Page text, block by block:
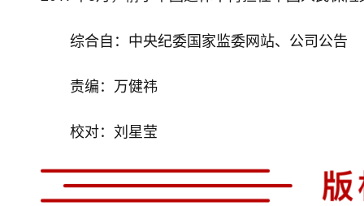
综合自：中央纪委国家监委网站、公司公告
责编：万健祎
校对：刘星莹